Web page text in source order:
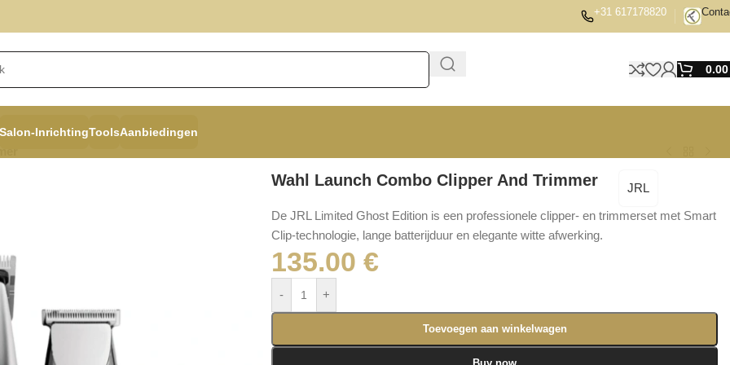
+31 617178820
Salon-InrichtingToolsAanbiedingen
Wahl Launch Combo Clipper And Trimmer
JRL
De JRL Limited Ghost Edition is een professionele clipper- en trimmerset met Smart
Clip-technologie, lange batterijduur en elegante witte afwerking.
135.00€
- +
Toevoegen aan winkelwagen
Buy now